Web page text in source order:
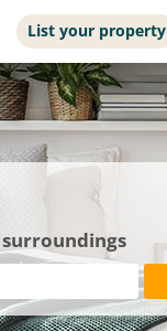
List your property